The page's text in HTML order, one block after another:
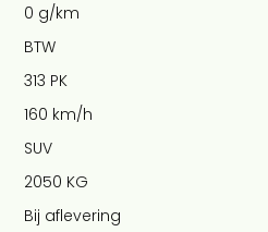
0 g/km
BTW
313 PK
160 km/h
SUV
2050 KG
Bij aflevering